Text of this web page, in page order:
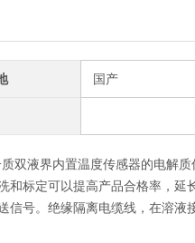
国产
双液界内置温度传感器的电解
标定可以提高产品合格率，延
号。绝缘隔离电缆线，在溶液